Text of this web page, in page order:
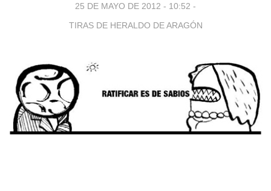
25 DE MAYO DE 2012 - 10:52 -
TIRAS DE HERALDO DE ARAGÓN